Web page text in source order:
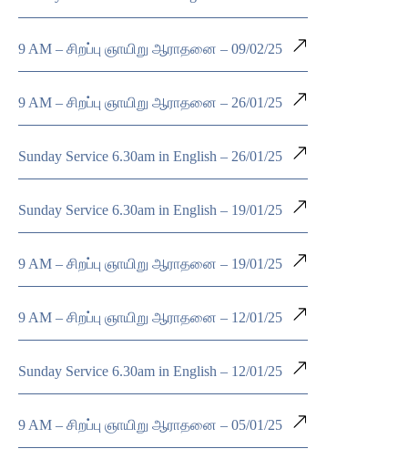
9 AM – சிறப்பு ஞாயிறு ஆராதனை – 09/02/25
9 AM – சிறப்பு ஞாயிறு ஆராதனை – 26/01/25
Sunday Service 6.30am in English – 26/01/25
Sunday Service 6.30am in English – 19/01/25
9 AM – சிறப்பு ஞாயிறு ஆராதனை – 19/01/25
9 AM – சிறப்பு ஞாயிறு ஆராதனை – 12/01/25
Sunday Service 6.30am in English – 12/01/25
9 AM – சிறப்பு ஞாயிறு ஆராதனை – 05/01/25